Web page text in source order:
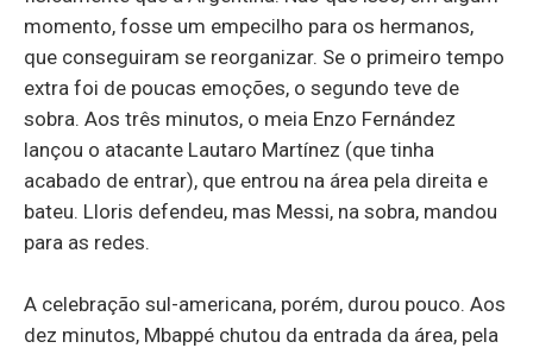
momento, fosse um empecilho para os hermanos,
que conseguiram se reorganizar. Se o primeiro tempo
extra foi de poucas emoções, o segundo teve de
sobra. Aos três minutos, o meia Enzo Fernández
lançou o atacante Lautaro Martínez (que tinha
acabado de entrar), que entrou na área pela direita e
bateu. Lloris defendeu, mas Messi, na sobra, mandou
para as redes.
A celebração sul-americana, porém, durou pouco. Aos
dez minutos, Mbappé chutou da entrada da área, pela